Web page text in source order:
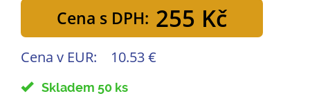
Cena s DPH: 255 Kč
Cena v EUR: 10.53 €
Skladem 50 ks